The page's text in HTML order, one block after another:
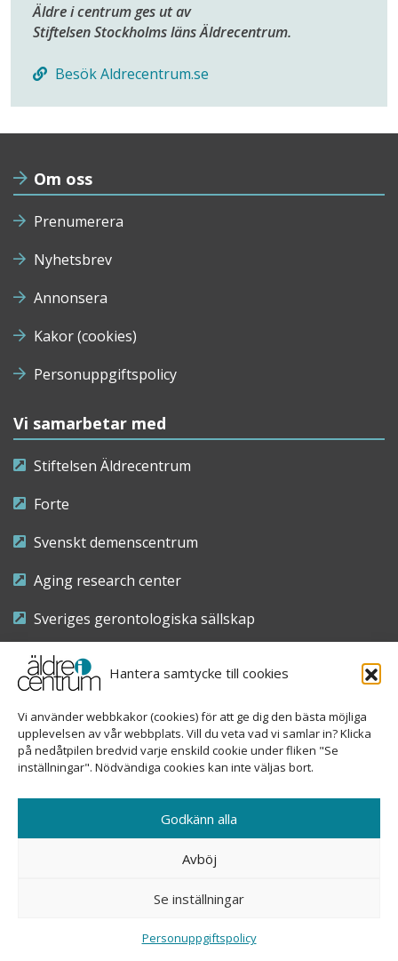
Hantera samtycke till cookies
Vi använder webbkakor (cookies) för att ge dig den bästa möjliga
upplevelsen av vår webbplats. Vill du veta vad vi samlar in? Klicka
på nedåtpilen bredvid varje enskild cookie under fliken "Se
inställningar". Nödvändiga cookies kan inte väljas bort.
Godkänn alla
Avböj
Se inställningar
Personuppgiftspolicy
Äldre i centrum ges ut av
Stiftelsen Stockholms läns Äldrecentrum.
Besök Aldrecentrum.se
Om oss
Prenumerera
Nyhetsbrev
Annonsera
Kakor (cookies)
Personuppgiftspolicy
Vi samarbetar med
Stiftelsen Äldrecentrum
Forte
Svenskt demenscentrum
Aging research center
Sveriges gerontologiska sällskap
Riksföreningen för sjuksköterskor inom äldre- och
demensvård
Nationellt kompetenscentrum anhöriga
Sveavägen 155, 113 46 Stockholm
08-690 58 84
info@aldreicentrum.se
Ansvarig utgivare: Åsa Hedberg Rundgren